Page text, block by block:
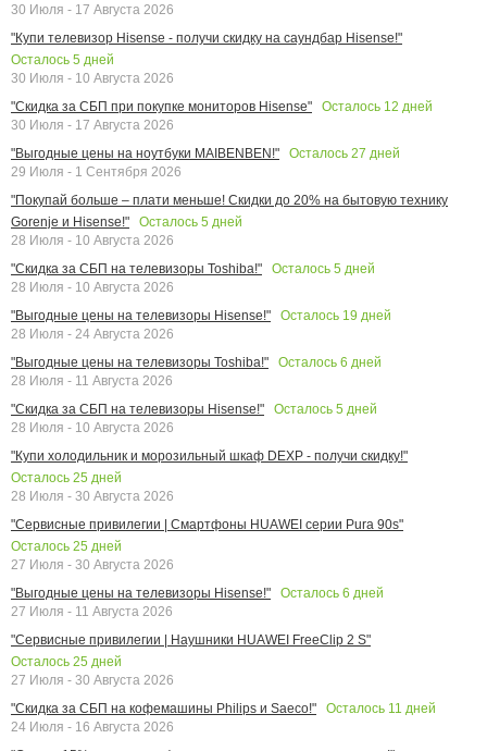
30 Июля - 17 Августа 2026
"Купи телевизор Hisense - получи скидку на саундбар Hisense!"
Осталось 5 дней
30 Июля - 10 Августа 2026
"Скидка за СБП при покупке мониторов Hisense"
Осталось 12 дней
30 Июля - 17 Августа 2026
"Выгодные цены на ноутбуки MAIBENBEN!"
Осталось 27 дней
29 Июля - 1 Сентября 2026
"Покупай больше – плати меньше! Скидки до 20% на бытовую технику
Gorenje и Hisense!"
Осталось 5 дней
28 Июля - 10 Августа 2026
"Скидка за СБП на телевизоры Toshiba!"
Осталось 5 дней
28 Июля - 10 Августа 2026
"Выгодные цены на телевизоры Hisense!"
Осталось 19 дней
28 Июля - 24 Августа 2026
"Выгодные цены на телевизоры Toshiba!"
Осталось 6 дней
28 Июля - 11 Августа 2026
"Скидка за СБП на телевизоры Hisense!"
Осталось 5 дней
28 Июля - 10 Августа 2026
"Купи холодильник и морозильный шкаф DEXP - получи скидку!"
Осталось 25 дней
28 Июля - 30 Августа 2026
"Сервисные привилегии | Смартфоны HUAWEI серии Pura 90s"
Осталось 25 дней
27 Июля - 30 Августа 2026
"Выгодные цены на телевизоры Hisense!"
Осталось 6 дней
27 Июля - 11 Августа 2026
"Сервисные привилегии | Наушники HUAWEI FreeClip 2 S"
Осталось 25 дней
27 Июля - 30 Августа 2026
"Скидка за СБП на кофемашины Philips и Saeco!"
Осталось 11 дней
24 Июля - 16 Августа 2026